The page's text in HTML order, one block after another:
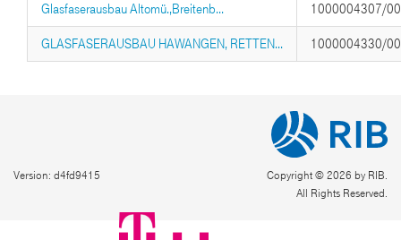
Glasfaserausbau Altomü.,Breitenb... 1000004307/
GLASFASERAUSBAU HAWANGEN, RETTEN... 1000004330/
Version: d4fd9415
Copyright © 2026 by RIB.
All Rights Reserved.